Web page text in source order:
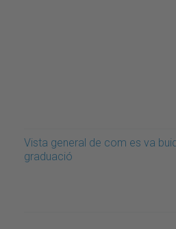
Vista general de com es va
graduació